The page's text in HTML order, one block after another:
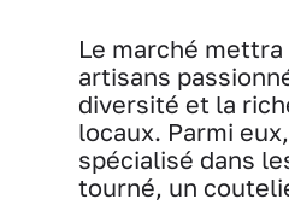
Le marché mettra
artisans
diversité et la
locaux. Parmi
spécialisé dans
tourné, un